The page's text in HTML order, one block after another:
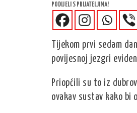
PODIJELI S PRIJATELJIMA!
Tijekom prvi sedam
povijesnoj jezgri
Priopćili su to iz
ovakav sustav kako bi